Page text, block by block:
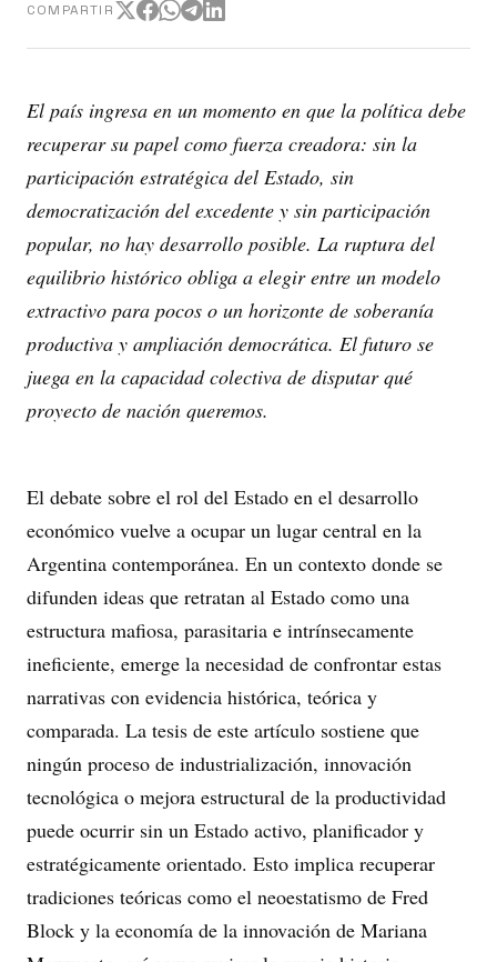
COMPARTIR
El país ingresa en un momento en que la política debe
recuperar su papel como fuerza creadora: sin la
participación estratégica del Estado, sin
democratización del excedente y sin participación
popular, no hay desarrollo posible. La ruptura del
equilibrio histórico obliga a elegir entre un modelo
extractivo para pocos o un horizonte de soberanía
productiva y ampliación democrática. El futuro se
juega en la capacidad colectiva de disputar qué
proyecto de nación queremos.
El debate sobre el rol del Estado en el desarrollo
económico vuelve a ocupar un lugar central en la
Argentina contemporánea. En un contexto donde se
difunden ideas que retratan al Estado como una
estructura mafiosa, parasitaria e intrínsecamente
ineficiente, emerge la necesidad de confrontar estas
narrativas con evidencia histórica, teórica y
comparada. La tesis de este artículo sostiene que
ningún proceso de industrialización, innovación
tecnológica o mejora estructural de la productividad
puede ocurrir sin un Estado activo, planificador y
estratégicamente orientado. Esto implica recuperar
tradiciones teóricas como el neoestatismo de Fred
Block y la economía de la innovación de Mariana